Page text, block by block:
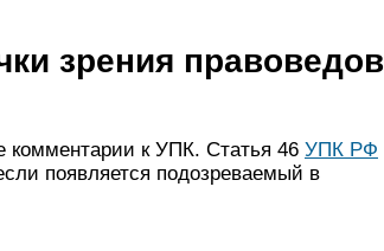
зрения правоведов
комментарии к УПК. Статья 46 УПК РФ
появляется подозреваемый в